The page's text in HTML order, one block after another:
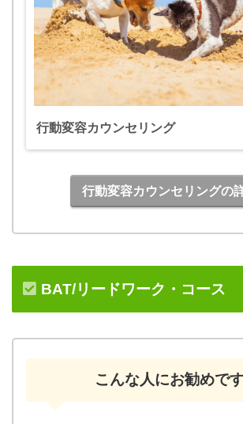
行動変容カウンセリング
行動変容カウンセリングの
BAT/リードワーク・コース
こんな人にお勧めです